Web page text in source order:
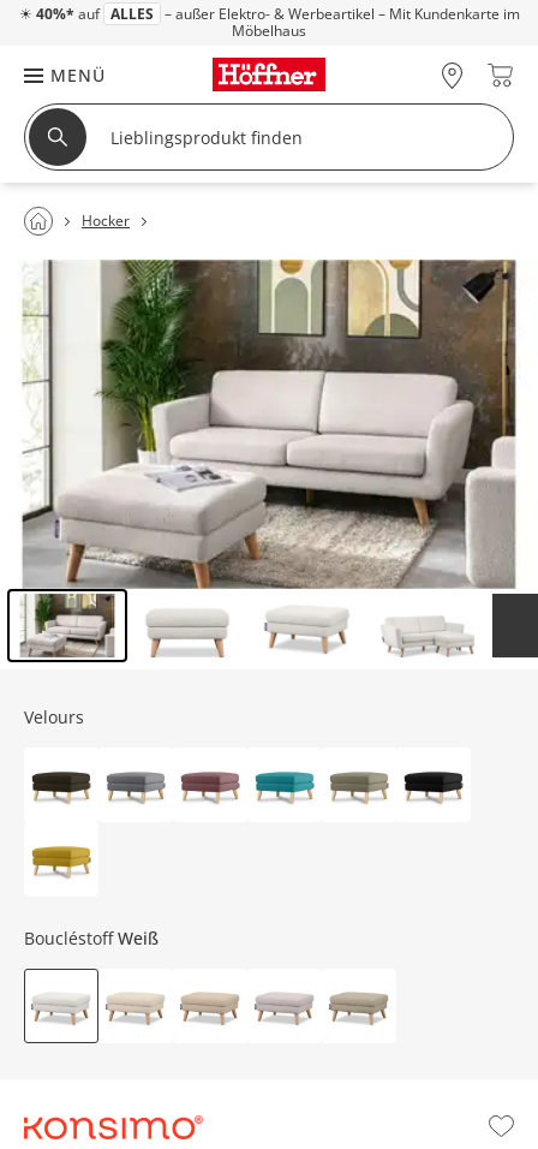
☀ 40%* auf ALLES – außer Elektro- & Werbeartikel – Mit Kundenkarte im
Möbelhaus
MENÜ
Hocker
Velours
Boucléstoff Weiß